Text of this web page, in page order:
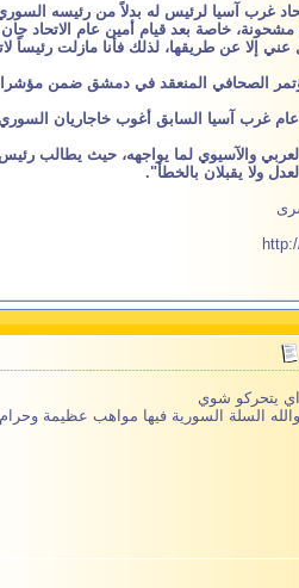
غرب آسيا لرئيس له بدلاً من رئيسه
خاصة بعد قيام أمين عام الاتحاد جان
إلا عن طريقها، لذلك فأنا مازلت رئيساً
الصحافي المنعقد في دمشق ضمن
غرب آسيا السابق أغوب خاجاريان
العربي والآسيوي لما يواجهه، حيث يطالب
ولا يقبلان بالخطأ".
اي يتحركو شوي
والله السلة السورية فيها مواهب عظيمة